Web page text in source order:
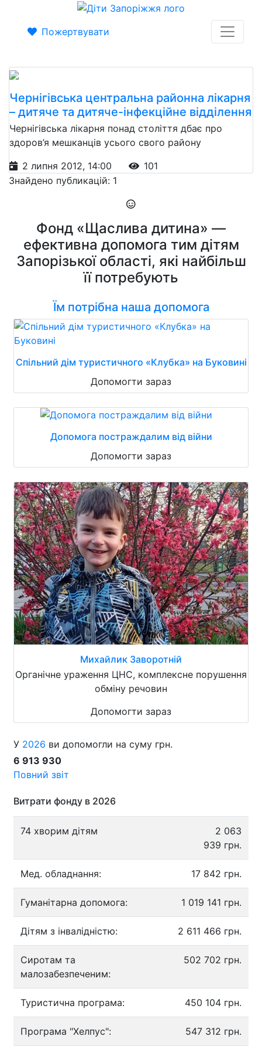
Пожертвувати
Чернігівська центральна районна лікарня
– дитяче та дитяче-інфекційне відділення
Чернігівська лікарня понад століття дбає про
здоров’я мешканців усього свого району
2 липня 2012, 14:00
101
Знайдено публикацій: 1
Фонд «Щаслива дитина» —
ефективна допомога тим дітям
Запорізької області, які найбільш
її потребують
Їм потрібна наша допомога
Спільний дім туристичного «Клубка» на Буковині
Допомогти зараз
Допомога постраждалим від війни
Допомогти зараз
Михайлик Заворотній
Органічне ураження ЦНС, комплексне порушення
обміну речовин
Допомогти зараз
У 2026 ви допомогли на суму грн.
6 913 930
Повний звіт
Витрати фонду в 2026
74 хворим дітям
2 063
939 грн.
Мед. обладнання: 17 842 грн.
Гуманітарна допомога: 1 019 141 грн.
Дітям з інвалідністю: 2 611 466 грн.
Сиротам та
малозабезпеченим:
502 702 грн.
Туристична програма: 450 104 грн.
Програма "Хелпус": 547 312 грн.